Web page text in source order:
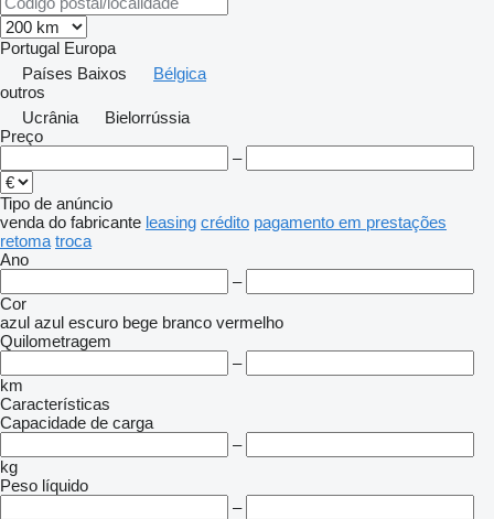
Portugal Europa
Países Baixos
Bélgica
outros
Ucrânia
Bielorrússia
Preço
–
Tipo de anúncio
venda do fabricante leasing crédito pagamento em prestações
retoma troca
Ano
–
Cor
azul azul escuro bege branco vermelho
Quilometragem
–
km
Características
Capacidade de carga
–
kg
Peso líquido
–